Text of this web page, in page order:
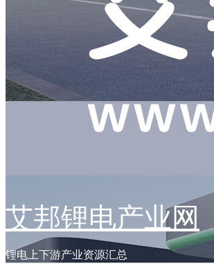
艾邦锂电产业网
锂电上下游产业资源汇总